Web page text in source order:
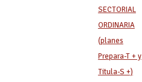
SECTORIAL
ORDINARIA
(planes
Prepara-T + y
Titula-S +)